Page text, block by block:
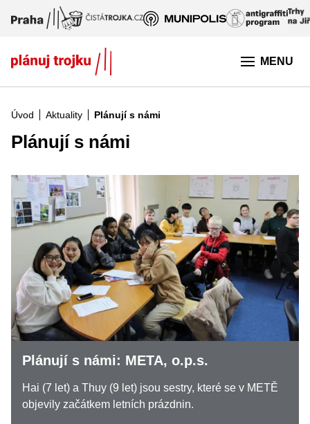
Přeskočit na hlavní obsah
MENU
Úvod Aktuality Plánují s námi
Plánují s námi
Plánují s námi: META, o.p.s.
Hai (7 let) a Thuy (9 let) jsou sestry, které se v METĚ
objevily začátkem letních prázdnin.